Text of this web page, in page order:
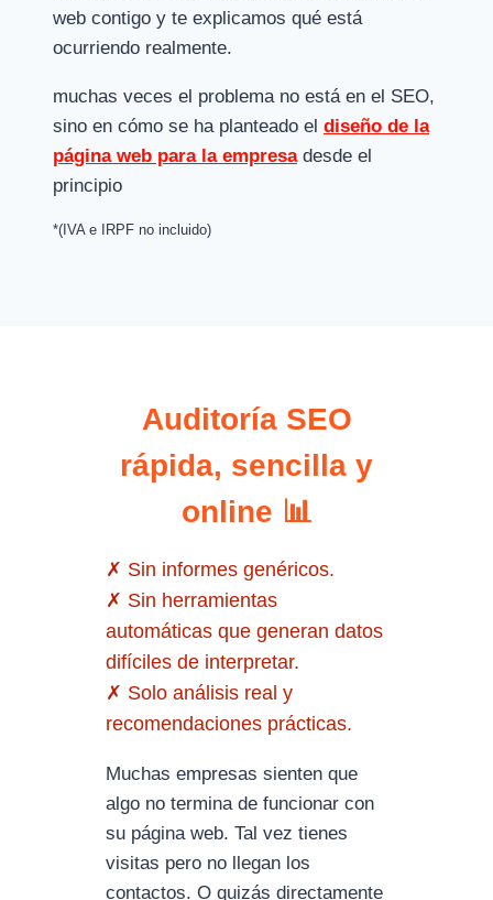
web contigo y te explicamos qué está
ocurriendo realmente.
muchas veces el problema no está en el SEO,
sino en cómo se ha planteado el diseño de la
página web para la empresadesde el
principio
*(IVA e IRPF no incluido)
Auditoría SEO
rápida, sencilla y
online 📊
✗ Sin informes genéricos.
✗ Sin herramientas
automáticas que generan datos
difíciles de interpretar.
✗ Solo análisis real y
recomendaciones prácticas.
Muchas empresas sienten que
algo no termina de funcionar con
su página web. Tal vez tienes
visitas pero no llegan los
contactos. O quizás directamente